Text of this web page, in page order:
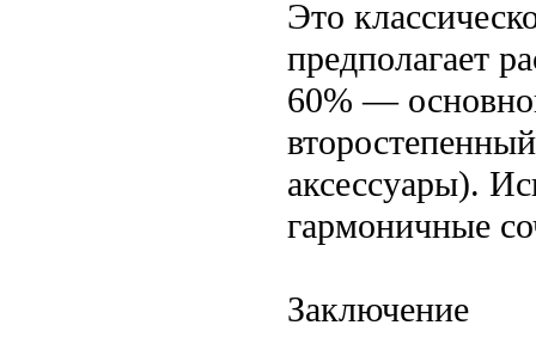
Это
предполагает
60% —
аксессуары).
гармоничные
Заключение